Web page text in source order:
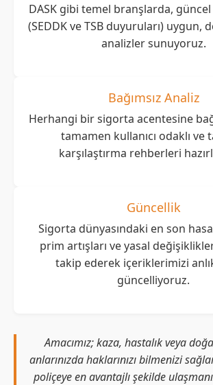
DASK gibi temel branşlarda,
(SEDDK ve TSB duyuruları) uygun,
analizler sunuyoruz.
Bağımsız Analiz
Herhangi bir sigorta acentesine
tamamen kullanıcı odaklı ve
karşılaştırma rehberleri
Güncellik
Sigorta dünyasındaki en son
prim artışları ve yasal
takip ederek içeriklerimizi
güncelliyoruz.
Amacımız; kaza, hastalık veya
anlarınızda haklarınızı bilmenizi
poliçeye en avantajlı şekilde